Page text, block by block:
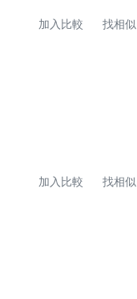
加入比較 找相似
加入比較 找相似